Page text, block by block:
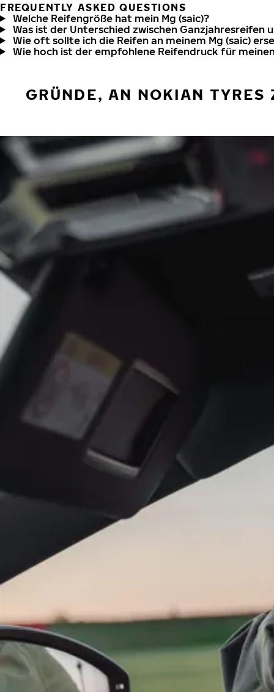
FREQUENTLY ASKED QUESTIONS
Welche Reifengröße hat mein Mg (saic)?
Was ist der Unterschied zwischen Ganzjahresreifen
Wie oft sollte ich die Reifen an meinem Mg (saic)
Wie hoch ist der empfohlene Reifendruck für meinen
GRÜNDE, AN NOKIAN TYRES